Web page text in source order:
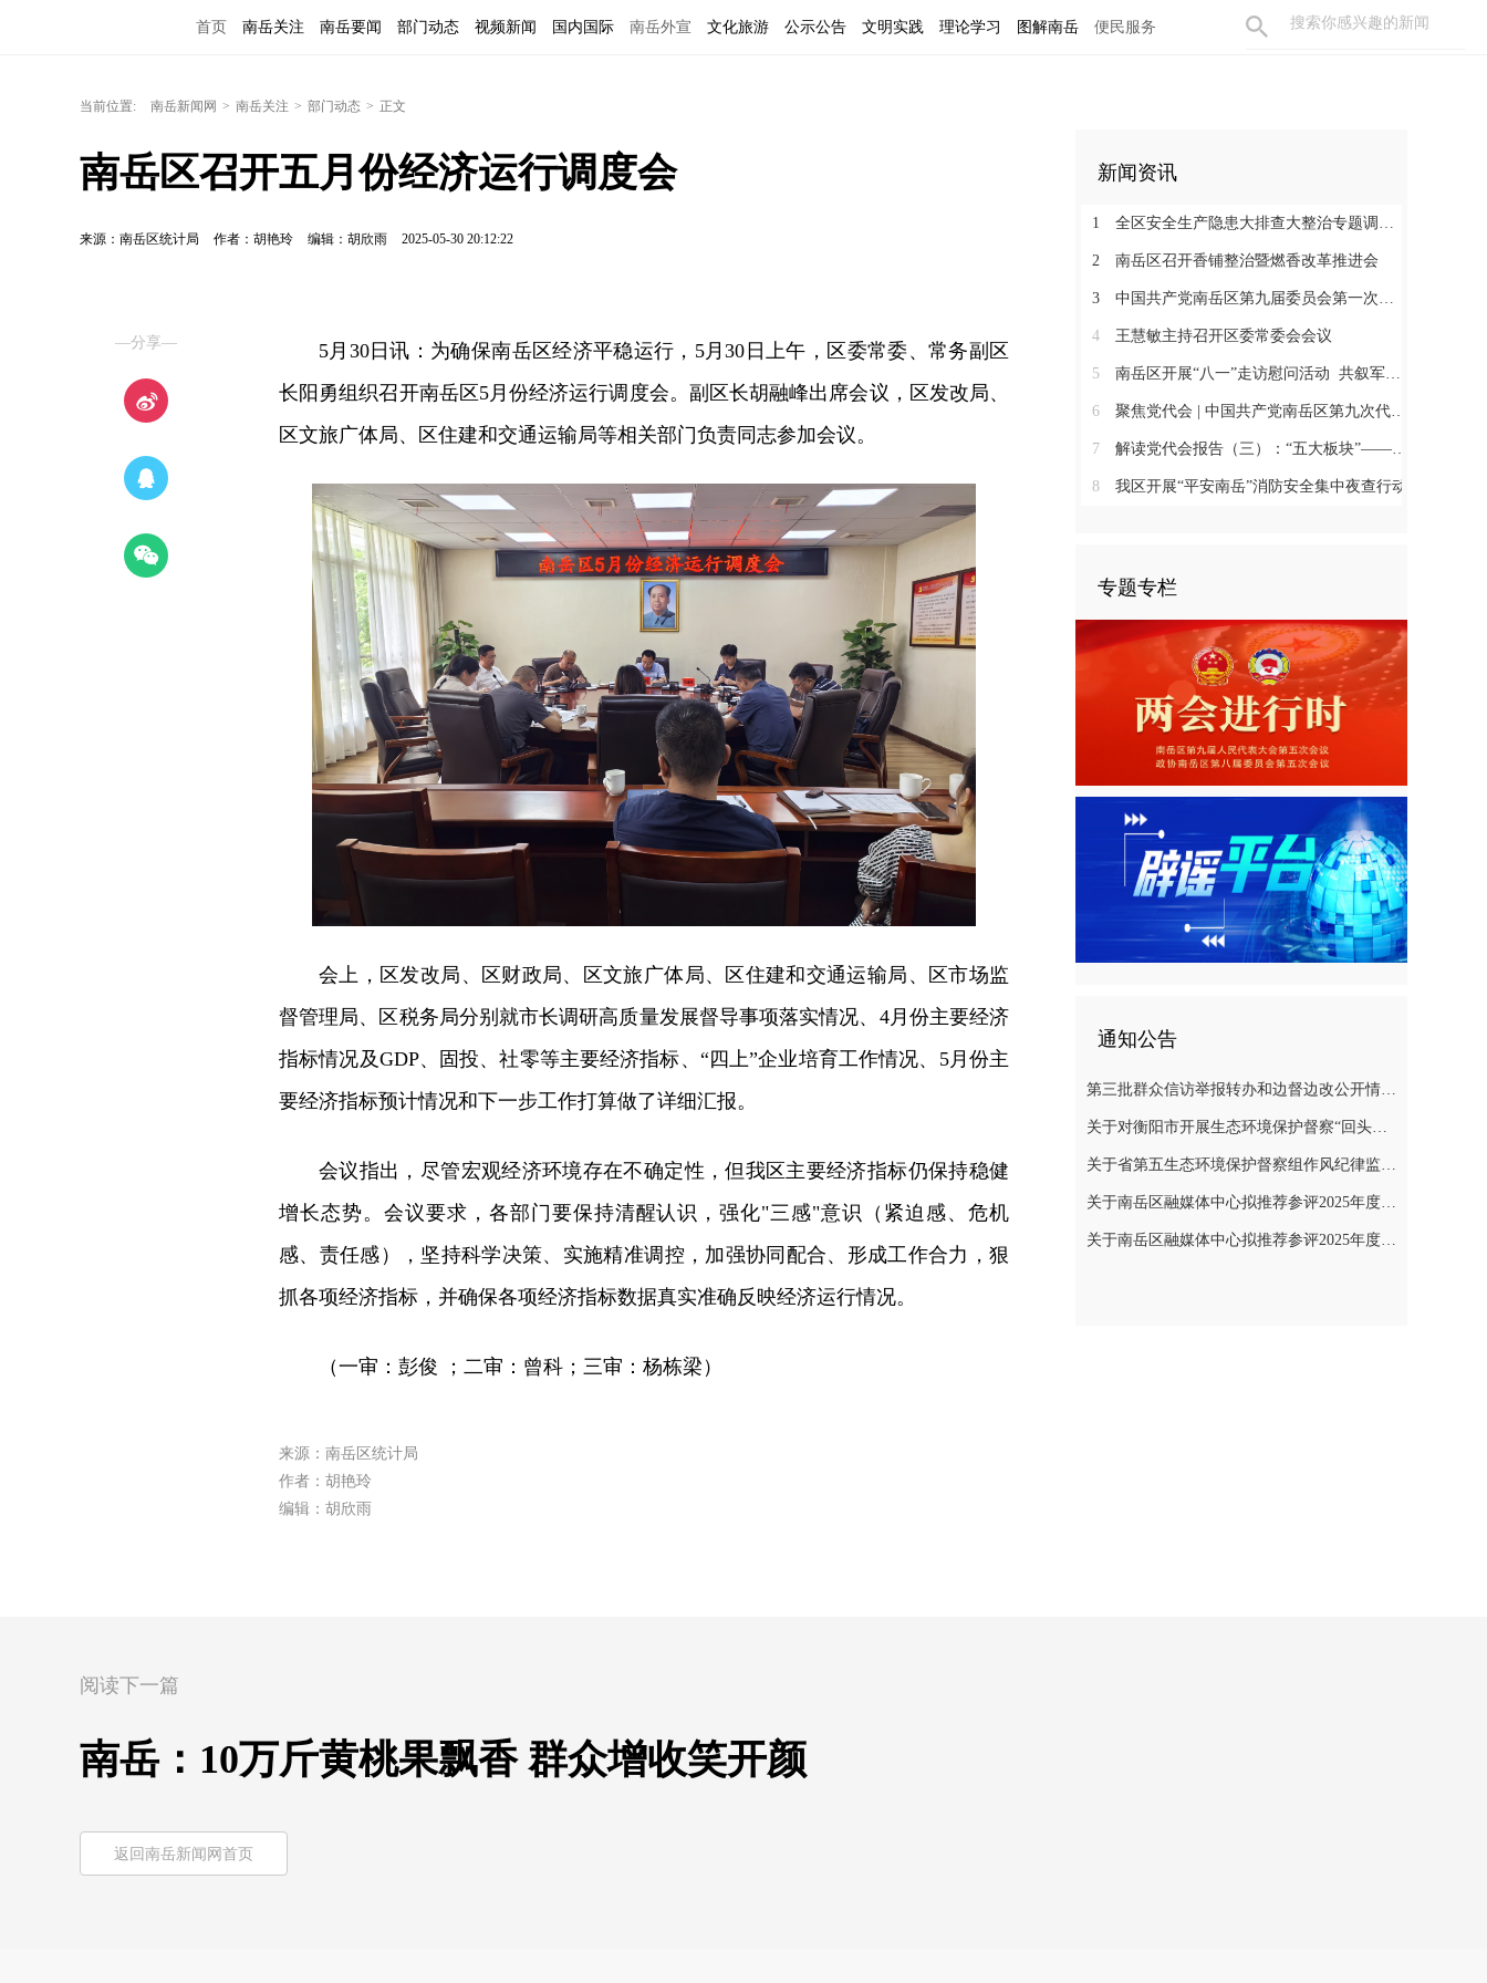
首页 南岳关注 南岳要闻 部门动态 视频新闻 国内国际 南岳外宣 文化旅游 公示公告 文明实践 理论学习 图解南岳 便民服务
当前位置: 南岳新闻网 > 南岳关注 > 部门动态 > 正文
南岳区召开五月份经济运行调度会
来源：南岳区统计局 作者：胡艳玲 编辑：胡欣雨 2025-05-30 20:12:22
—分享—
5月30日讯：为确保南岳区经济平稳运行，5月30日上午，区委常委、常务副区
长阳勇组织召开南岳区5月份经济运行调度会。 副区长胡融峰出席会议， 区发改局、
区文旅广体局、区住建和交通运输局等相关部门负责同志参加会议。
会上，区发改局、区财政局、区文旅广体局、区住建和交通运输局、
区市场监
督管理局、区税务局分别就市长调研高质量发展督导事项落实情况、4月份主要经济
指标情况及GDP、固投、社零等主要经济指标、“四上”企业培育工作情况、5月份主
要经济指标预计情况和下一步工作打算做了详细汇报。
会议指出，尽管宏观经济环境存在不确定性，但我区主要经济指标仍保持稳健
增长态势。会议要求， 各部门要保持清醒认识，强化"三感"意识
（紧迫感、危机
感、责任感）
， 坚持科学决策、实施精准调控，加强协同配合、形成工作合力，狠
抓各项经济指标，并确保各项经济指标数据真实准确反映经济运行情况。
（一审：彭俊 ；二审：曾科；三审：杨栋梁）
来源：南岳区统计局
作者：胡艳玲
编辑：胡欣雨
新闻资讯
1 全区安全生产隐患大排查大整治专题调度会召开
2 南岳区召开香铺整治暨燃香改革推进会
3 中国共产党南岳区第九届委员会第一次全体会议召开 王慧敏当选为中共南岳区委书记
4 王慧敏主持召开区委常委会会议
5 南岳区开展“八一”走访慰问活动 共叙军民鱼水情
6 聚焦党代会 | 中国共产党南岳区第九次代表大会胜利闭幕
7 解读党代会报告（三）：“五大板块”——南岳未来五年的空间蓝图
8 我区开展“平安南岳”消防安全集中夜查行动
专题专栏
通知公告
第三批群众信访举报转办和边督边改公开情况一览表
关于对衡阳市开展生态环境保护督察“回头看”的公告
关于省第五生态环境保护督察组作风纪律监督举报方式的公告
关于南岳区融媒体中心拟推荐参评2025年度“湖南广播电视奖”县融专项奖评选作品的公示
关于南岳区融媒体中心拟推荐参评2025年度湖南新闻奖作品的公示
阅读下一篇
南岳：10万斤黄桃果飘香 群众增收笑开颜
返回南岳新闻网首页